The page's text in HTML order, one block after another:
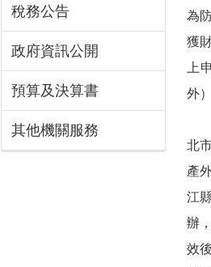
稅務公告
政府資訊公開
預算及決算書
其他機關服務
為
獲
上
外
北
產
江
辦
效